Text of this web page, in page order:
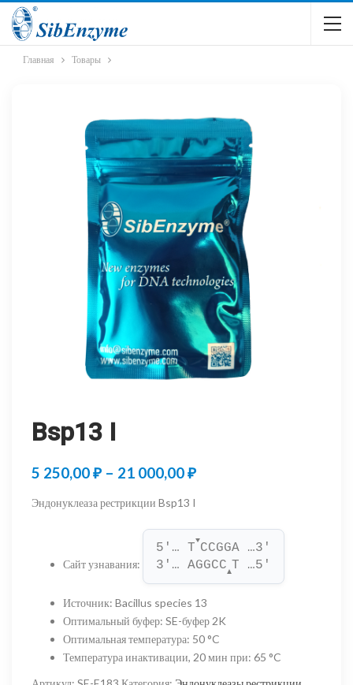
Главная Товары
Bsp13 I
5 250,00₽ – 21 000,00₽Диапазон
250,00 ₽
–
21
000,00 ₽
Эндонуклеаза рестрикции Bsp13 I
Сайт узнавания:
5'… T
▼
CCGGA …3'
3'… AGGCC▲T …5'
Источник: Bacillus species 13
Оптимальный буфер: SE-буфер 2K
Оптимальная температура: 50 °C
Температура инактивации, 20 мин при: 65 °C